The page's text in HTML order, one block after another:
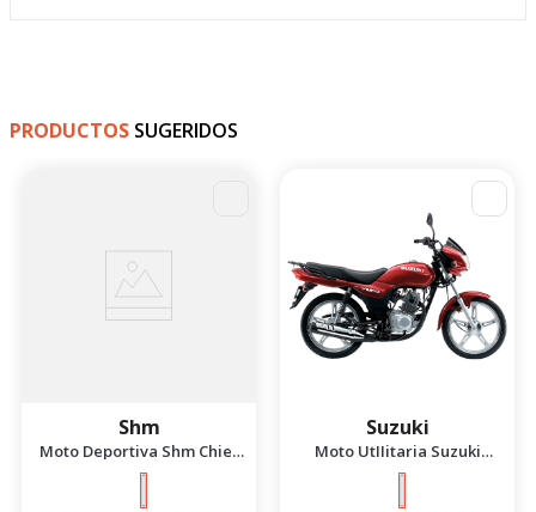
PRODUCTOS SUGERIDOS
Shm
Moto Deportiva Shm Chief
2.5 Azul/Negro 2026
Suzuki
Moto UtIIitaria Suzuki
Gd115 Evolution Rojo 2026